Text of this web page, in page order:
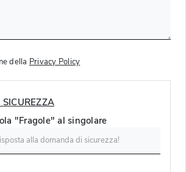
della Privacy Policy
"Fragole" al singolare